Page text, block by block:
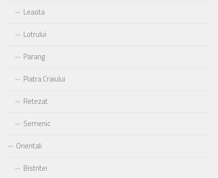
Leaota
Lotrului
Parang
Piatra Craiului
Retezat
Semenic
Orientali
Bistritei